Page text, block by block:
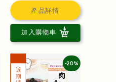
產品詳情
加入購物車
-20%